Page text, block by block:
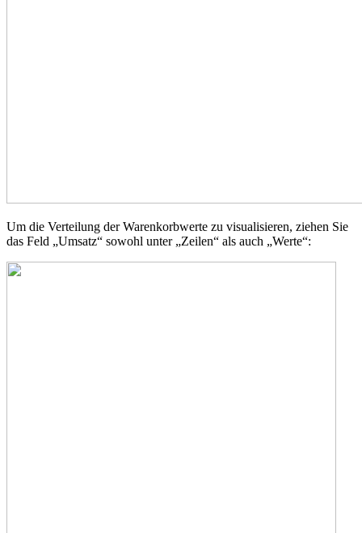
Um die Verteilung der Warenkorbwerte zu visualisieren, ziehen Sie
das Feld „Umsatz“ sowohl unter „Zeilen“ als auch „Werte“: